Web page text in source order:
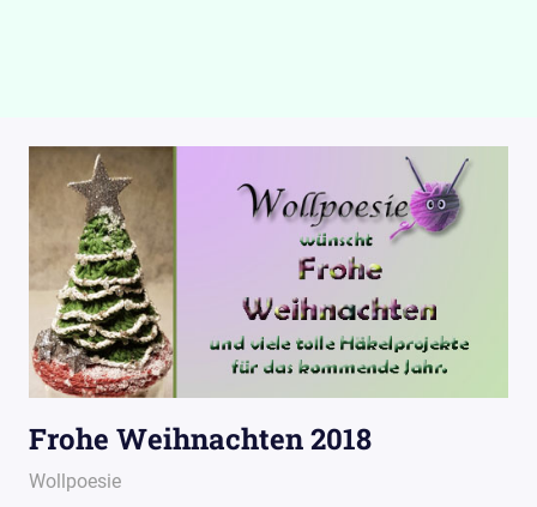
Frohe Weihnachten 2018
24. Dezember 2018
Wollpoesie
Wollpoesie